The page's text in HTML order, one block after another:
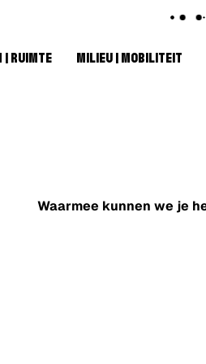
| RUIMTE MILIEU | MOBILITEIT
kunnen